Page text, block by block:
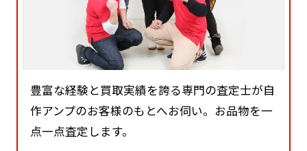
豊富な経験と買取実績を誇る専門の査定士が自
作アンプのお客様のもとへお伺い。お品物を一
点一点査定します。